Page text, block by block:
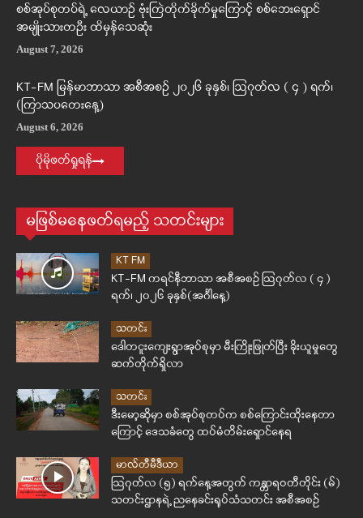
စစ်အုပ်စုတပ်ရဲ့ လေယာဉ် ဗုံးကြဲတိုက်ခိုက်မှုကြောင့် စစ်ဘေးရှောင်
အမျိုးသားတဦး ထိမှန်သေဆုံး
August 7, 2026
KT-FM မြန်မာဘာသာ အစီအစဉ် ၂၀၂၆ ခုနှစ်၊ ဩဂုတ်လ ( ၄ ) ရက်၊
(ကြာသပတေးနေ့)
August 6, 2026
ပိုမိုဖတ်ရှုရန်
မဖြစ်မနေဖတ်ရမည့် သတင်းများ
KT FM
KT-FM ကရင်နီဘာသာ အစီအစဉ် ဩဂုတ်လ ( ၄ )
ရက်၊ ၂၀၂၆ ခုနှစ်(အင်္ဂါနေ့)
သတင်း
ဒေါတငူးကျေးရွာအုပ်စုမှာ မီးကြိုးဖြုတ်ပြီး ခိုးယူမှုတွေ
ဆက်တိုက်ရှိလာ
သတင်း
ဒီးမော့ဆိုမှာ စစ်အုပ်စုတပ်က စစ်ကြောင်းထိုးနေတာ
ကြောင့် ဒေသခံတွေ ထပ်မံတိမ်းရှောင်နေရ
မာလ်တီမီဒီယာ
ဩဂုတ်လ (၅) ရက်နေ့အတွက် ကန္တာရဝတီတိုင်း (မ်)
သတင်းဌာနရဲ့ ညနေခင်းရုပ်သံသတင်း အစီအစဉ်